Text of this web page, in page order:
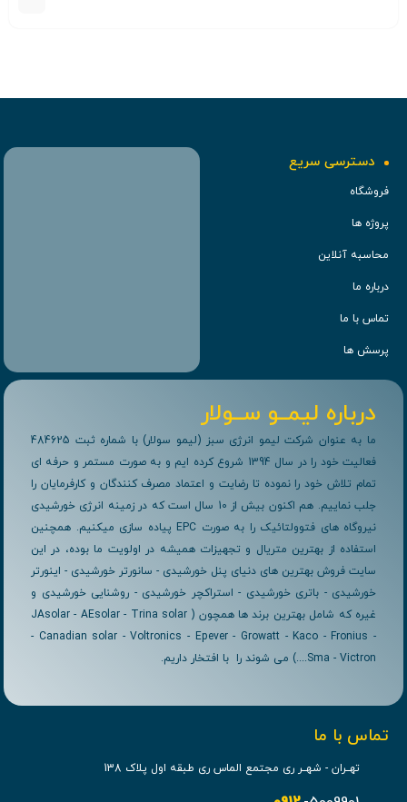
دسترسی سریع
فروشگاه
پروژه ها
محاسبه آنلاین
درباره ما
تماس با ما
پرسش ها
درباره لیمــو ســولار
ما به عنوان شرکت لیمو انرژی سبز (لیمو سولار) با شماره ثبت 484625
فعالیت خود را در سال 1394 شروع کرده ایم و به صورت مستمر و حرفه ای
تمام تلاش خود را نموده تا رضایت و اعتماد مصرف کنندگان و کارفرمایان را
جلب نماییم. هم اکنون بیش از 10 سال است که در زمینه انرژی خورشیدی
نیروگاه های فتوولتائیک را به صورت EPC پیاده سازی میکنیم. همچنین
استفاده از بهترین متریال و تجهیزات همیشه در اولویت ما بوده، در این
سایت فروش بهترین های دنیای پنل خورشیدی - سانورتر خورشیدی - اینورتر
خورشیدی - باتری خورشیدی - استراکچر خورشیدی - روشنایی خورشیدی و
غیره که شامل بهترین برند ها همچون ( JAsolar - AEsolar - Trina solar
- Canadian solar - Voltronics - Epever - Growatt - Kaco - Fronius -
Sma - Victron....) می شوند را با افتخار داریم.
تماس با ما
تهــران - شهــر ری مجتمع الماس ری طبقه اول پلاک 138